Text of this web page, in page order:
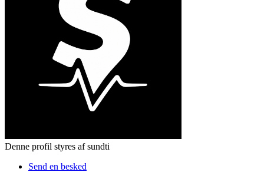
Denne profil styres af sundti
Send en besked